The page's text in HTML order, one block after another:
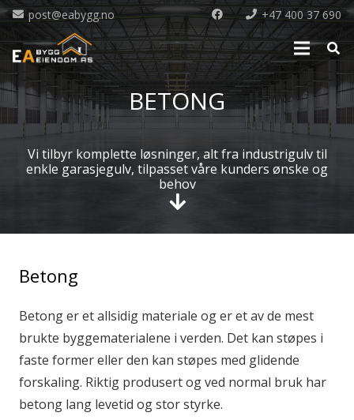
post@eabygg.no +47 400 37 690
BETONG
Vi tilbyr komplette løsninger, alt fra industrigulv til
enkle garasjegulv, tilpasset våre kunders ønske og
behov
Betong
Betong er et allsidig materiale og er et av de mest
brukte byggematerialene i verden. Det kan støpes i
faste former eller den kan støpes med glidende
forskaling. Riktig produsert og ved normal bruk har
betong lang levetid og stor styrke.